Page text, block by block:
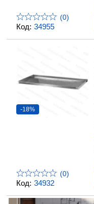
Код: 34955
(0)
Код: 34932
-18%
(0)